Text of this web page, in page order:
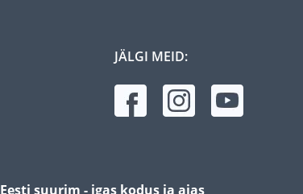
JÄLGI MEID:
Eesti suurim - igas kodus ja aias